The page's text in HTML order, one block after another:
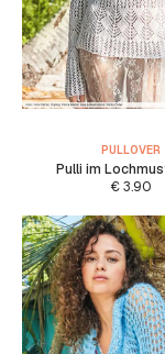
PULLOVER
Pulli im
€3.90